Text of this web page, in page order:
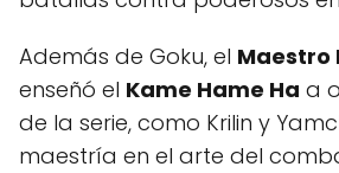
Además de Goku, el Maestro
enseñó el Kame Hame Ha a
de la serie, como Krilin y
maestría en el arte del